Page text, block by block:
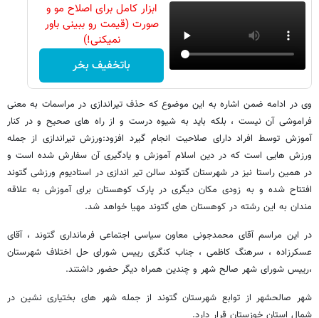
ابزار کامل برای اصلاح مو و
صورت (قیمت رو ببینی باور
نمیکنی!)
باتخفیف بخر
وی در ادامه ضمن اشاره به این موضوع که حذف تیراندازی در مراسمات به معنی
فراموشی آن نیست ، بلکه باید به شیوه درست و از راه های صحیح و در کنار
آموزش توسط افراد دارای صلاحیت انجام گیرد افزود:ورزش تیراندازی از جمله
ورزش هایی است که در دین اسلام آموزش و یادگیری آن سفارش شده است و
در همین راستا نیز در شهرستان گتوند سالن تیر اندازی در استادیوم ورزشی گتوند
افتتاح شده و به زودی مکان دیگری در پارک کوهستان برای آموزش به علاقه
مندان به این رشته در کوهستان های گتوند مهیا خواهد شد.
در این مراسم آقای محمدجونی معاون سیاسی اجتماعی فرمانداری گتوند ، آقای
عسکرزاده ، سرهنگ کاظمی ، جناب کنگری رییس شورای حل اختلاف شهرستان
،رییس شورای شهر صالح شهر و چندین همراه دیگر حضور داشتند.
شهر صالحشهر از توابع شهرستان گتوند از جمله شهر های بختیاری نشین در